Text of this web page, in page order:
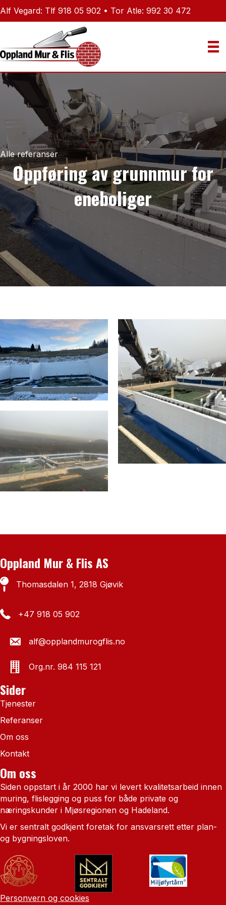
Alf Vegard: Tlf 918 05 902‬ • Tor Atle: 992 30 472
Alle referanser
Oppføring av grunnmur for
eneboliger
Oppland Mur & Flis AS
Thomasdalen 1, 2818 Gjøvik
+47 918 05 902‬
alf@opplandmurogflis.no
Org.nr. 984 115 121
Sider
Tjenester
Referanser
Om oss
Kontakt
Om oss
Siden oppstart i år 2000 har vi levert kvalitetsarbeid innen
muring, flislegging og puss for både private og
næringskunder i Mjøsregionen og Hadeland.
Vi er sentralt godkjent foretak for ansvarsrett etter plan-
og bygningsloven.
Personvern og cookies